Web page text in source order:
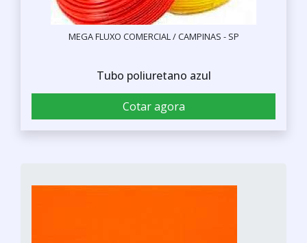
MEGA FLUXO COMERCIAL / CAMPINAS - SP
Tubo poliuretano azul
Cotar agora